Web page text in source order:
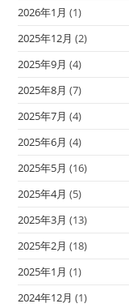
2026年1月 (1)
2025年12月 (2)
2025年9月 (4)
2025年8月 (7)
2025年7月 (4)
2025年6月 (4)
2025年5月 (16)
2025年4月 (5)
2025年3月 (13)
2025年2月 (18)
2025年1月 (1)
2024年12月 (1)